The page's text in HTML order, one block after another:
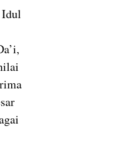
Idul